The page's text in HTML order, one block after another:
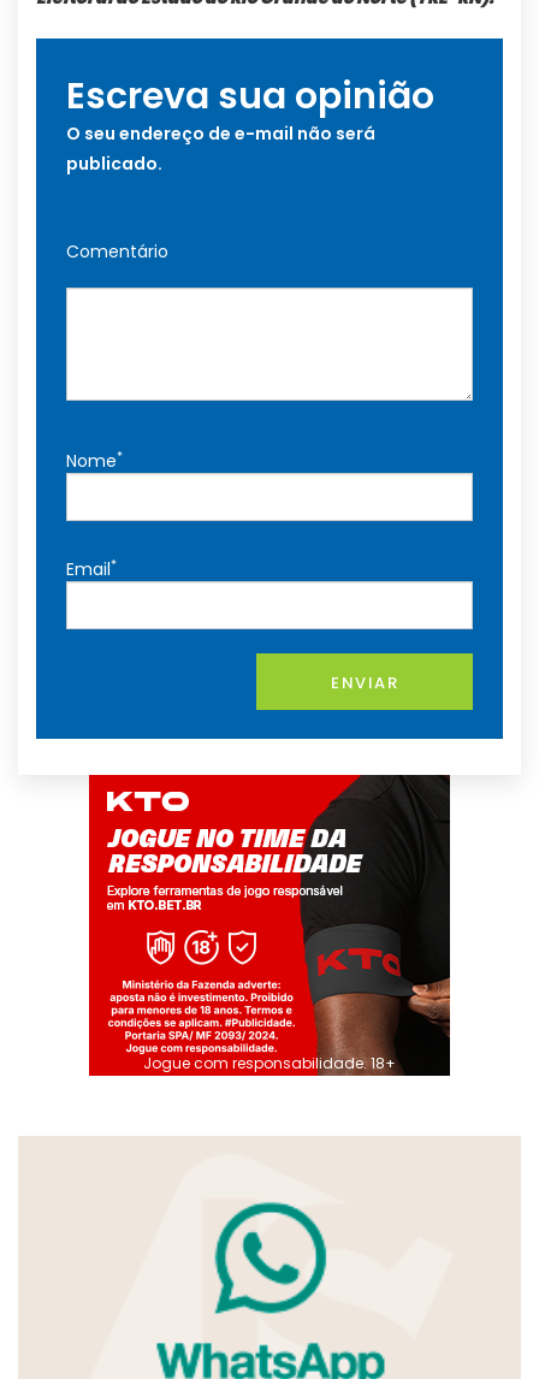
Escreva sua opinião
O seu endereço de e-mail não será
publicado.
Comentário
Nome*
Email*
ENVIAR
Jogue com responsabilidade. 18+